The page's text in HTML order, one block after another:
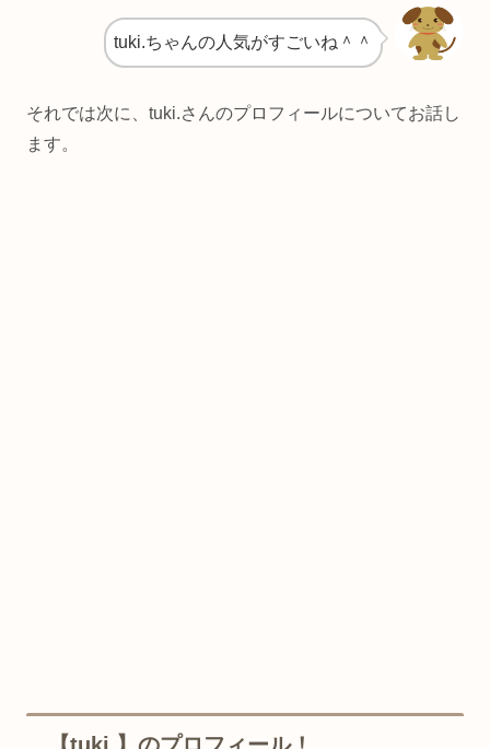
tuki.ちゃんの人気がすごいね＾＾
それでは次に、tuki.さんのプロフィールについてお話し
ます。